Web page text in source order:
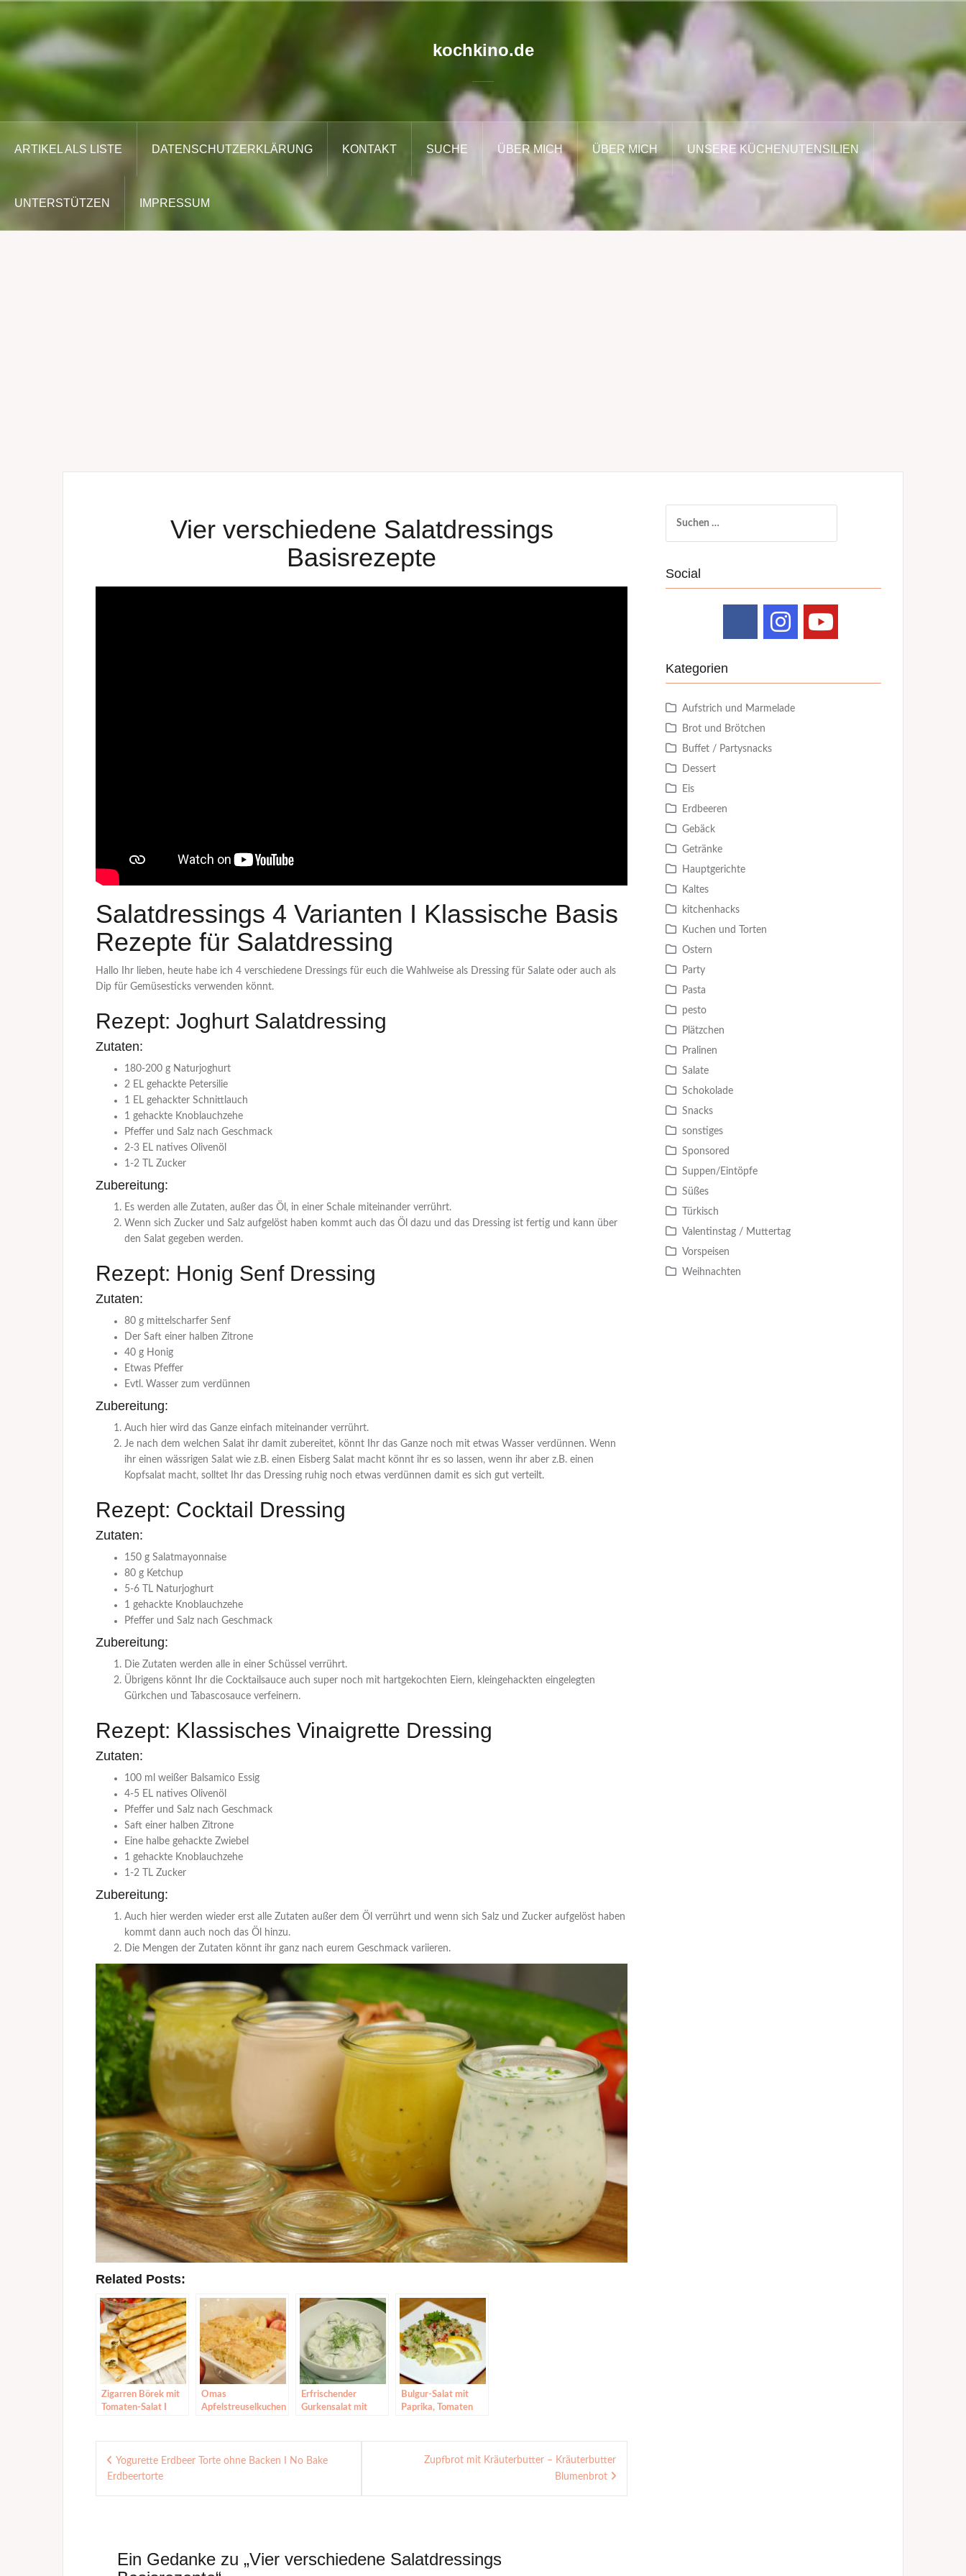
springen
kochkino.de
ARTIKEL ALS LISTE DATENSCHUTZERKLÄRUNG KONTAKT SUCHE ÜBER MICH ÜBER MICH UNSERE KÜCHENUTENSILIEN
UNTERSTÜTZEN IMPRESSUM
Vier verschiedene Salatdressings
Basisrezepte
Salatdressings 4 Varianten I Klassische Basis
Rezepte für Salatdressing
Hallo Ihr lieben, heute habe ich 4 verschiedene Dressings für euch die Wahlweise als Dressing für Salate oder auch als
Dip für Gemüsesticks verwenden könnt.
Rezept: Joghurt Salatdressing
Zutaten:
180-200 g Naturjoghurt
2 EL gehackte Petersilie
1 EL gehackter Schnittlauch
1 gehackte Knoblauchzehe
Pfeffer und Salz nach Geschmack
2-3 EL natives Olivenöl
1-2 TL Zucker
Zubereitung:
Es werden alle Zutaten, außer das Öl, in einer Schale miteinander verrührt.
Wenn sich Zucker und Salz aufgelöst haben kommt auch das Öl dazu und das Dressing ist fertig und kann über
den Salat gegeben werden.
Rezept: Honig Senf Dressing
Zutaten:
80 g mittelscharfer Senf
Der Saft einer halben Zitrone
40 g Honig
Etwas Pfeffer
Evtl. Wasser zum verdünnen
Zubereitung:
Auch hier wird das Ganze einfach miteinander verrührt.
Je nach dem welchen Salat ihr damit zubereitet, könnt Ihr das Ganze noch mit etwas Wasser verdünnen. Wenn
ihr einen wässrigen Salat wie z.B. einen Eisberg Salat macht könnt ihr es so lassen, wenn ihr aber z.B. einen
Kopfsalat macht, solltet Ihr das Dressing ruhig noch etwas verdünnen damit es sich gut verteilt.
Rezept: Cocktail Dressing
Zutaten:
150 g Salatmayonnaise
80 g Ketchup
5-6 TL Naturjoghurt
1 gehackte Knoblauchzehe
Pfeffer und Salz nach Geschmack
Zubereitung:
Die Zutaten werden alle in einer Schüssel verrührt.
Übrigens könnt Ihr die Cocktailsauce auch super noch mit hartgekochten Eiern, kleingehackten eingelegten
Gürkchen und Tabascosauce verfeinern.
Rezept: Klassisches Vinaigrette Dressing
Zutaten:
100 ml weißer Balsamico Essig
4-5 EL natives Olivenöl
Pfeffer und Salz nach Geschmack
Saft einer halben Zitrone
Eine halbe gehackte Zwiebel
1 gehackte Knoblauchzehe
1-2 TL Zucker
Zubereitung:
Auch hier werden wieder erst alle Zutaten außer dem Öl verrührt und wenn sich Salz und Zucker aufgelöst haben
kommt dann auch noch das Öl hinzu.
Die Mengen der Zutaten könnt ihr ganz nach eurem Geschmack variieren.
Related Posts:
Zigarren Börek mit
Tomaten-Salat I
Omas
Apfelstreuselkuchen
Rezept
Erfrischender
Gurkensalat mit
Bulgur-Salat mit
Paprika, Tomaten
Beitragsnavigation
Yogurette Erdbeer Torte ohne Backen I No Bake
Erdbeertorte
Zupfbrot mit Kräuterbutter – Kräuterbutter
Blumenbrot
Ein Gedanke zu „Vier verschiedene Salatdressings
nach:
Social
Kategorien
Aufstrich und Marmelade
Brot und Brötchen
Buffet / Partysnacks
Dessert
Eis
Erdbeeren
Gebäck
Getränke
Hauptgerichte
Kaltes
kitchenhacks
Kuchen und Torten
Ostern
Party
Pasta
pesto
Plätzchen
Pralinen
Salate
Schokolade
Snacks
sonstiges
Sponsored
Suppen/Eintöpfe
Süßes
Türkisch
Valentinstag / Muttertag
Vorspeisen
Weihnachten